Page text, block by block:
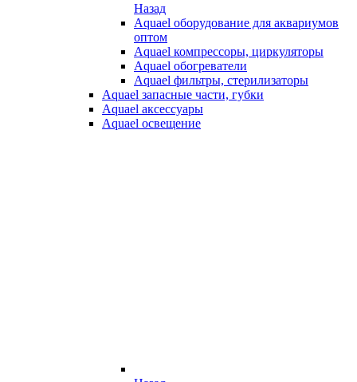
Назад
Aquael оборудование для аквариумов
оптом
Aquael компрессоры, циркуляторы
Aquael обогреватели
Aquael фильтры, стерилизаторы
Aquael запасные части, губки
Aquael аксессуары
Aquael освещение